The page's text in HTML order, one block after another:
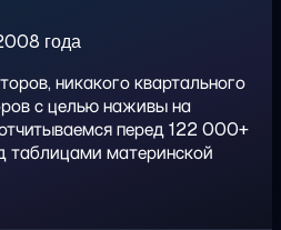
года
никакого квартального
с целью наживы на
перед 122 000+
таблицами материнской